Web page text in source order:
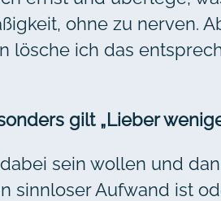
ohne zu nerven.
lösche ich das
gilt „Lieber
sein wollen und
sinnloser Aufwand ist